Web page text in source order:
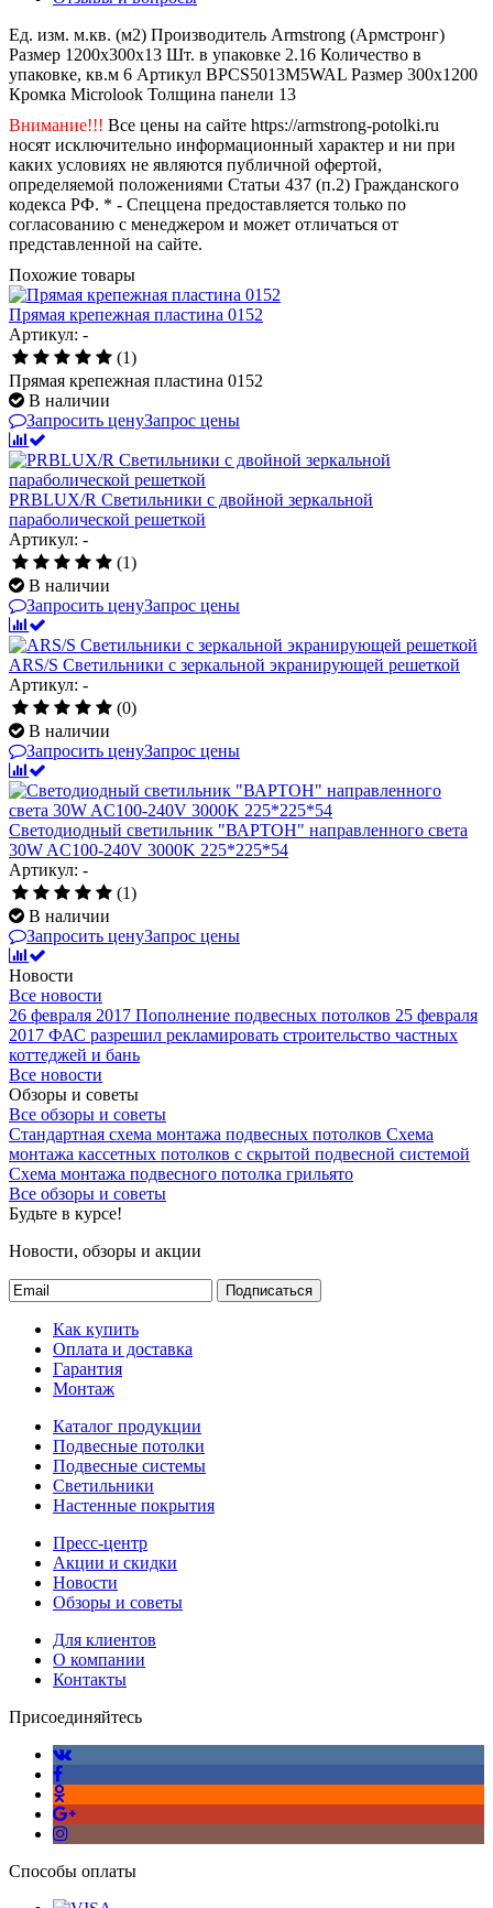
Ед. изм. м.кв. (м2) Производитель Armstrong (Армстронг)
Размер 1200x300x13 Шт. в упаковке 2.16 Количество в
упаковке, кв.м 6 Артикул BPCS5013M5WAL Размер 300x1200
Кромка Microlook Толщина панели 13
Внимание!!! Все цены на сайте https://armstrong-potolki.ru
носят исключительно информационный характер и ни при
каких условиях не являются публичной офертой,
определяемой положениями Статьи 437 (п.2) Гражданского
кодекса РФ. * - Спеццена предоставляется только по
согласованию с менеджером и может отличаться от
представленной на сайте.
Похожие товары
Прямая крепежная пластина 0152
Артикул: -
(1)
Прямая крепежная пластина 0152
В наличии
Запросить ценуЗапрос цены
PRBLUX/R Светильники с двойной зеркальной
параболической решеткой
Артикул: -
(1)
В наличии
Запросить ценуЗапрос цены
ARS/S Светильники с зеркальной экранирующей решеткой
Артикул: -
(0)
В наличии
Запросить ценуЗапрос цены
Светодиодный светильник "ВАРТОН" направленного света
30W AC100-240V 3000K 225*225*54
Артикул: -
(1)
В наличии
Запросить ценуЗапрос цены
Новости
Все новости
26 февраля 2017 Пополнение подвесных потолков 25 февраля
2017 ФАС разрешил рекламировать строительство частных
коттеджей и бань
Все новости
Обзоры и советы
Все обзоры и советы
Стандартная схема монтажа подвесных потолков Схема
монтажа кассетных потолков с скрытой подвесной системой
Схема монтажа подвесного потолка грильято
Все обзоры и советы
Будьте в курсе!
Новости, обзоры и акции
Подписаться
Как купить
Оплата и доставка
Гарантия
Монтаж
Каталог продукции
Подвесные потолки
Подвесные системы
Светильники
Настенные покрытия
Пресс-центр
Акции и скидки
Новости
Обзоры и советы
Для клиентов
О компании
Контакты
Присоединяйтесь
Способы оплаты